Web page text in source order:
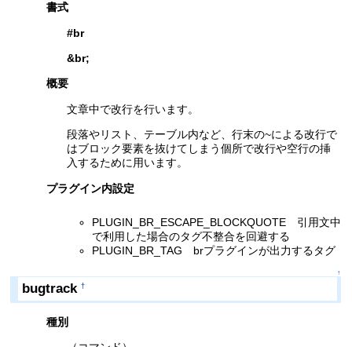
書式
#br
&br;
概要
文章中で改行を行います。
段落やリスト、テーブル内など、行末の~による改行で
はブロック要素を抜けてしまう個所で改行や空行の挿
入するために用います。
プラグイン内設定
PLUGIN_BR_ESCAPE_BLOCKQUOTE 引用文中
で利用した場合のタグ不整合を回避する
PLUGIN_BR_TAG brプラグインが出力するタグ
↑
bugtrack †
種別